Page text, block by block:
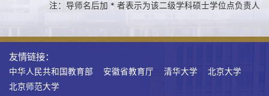
注：导师名后加 * 者表示为该二级学科硕士学位点负责人
友情链接：
中华人民共和国教育部 安徽省教育厅 清华大学
北京大学
北京师范大学